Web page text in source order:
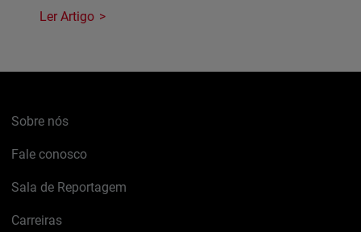
Ler Artigo
Sobre nós
Fale conosco
Sala de Reportagem
Carreiras